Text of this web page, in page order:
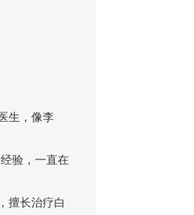
生，像李
验，一直在
擅长治疗白